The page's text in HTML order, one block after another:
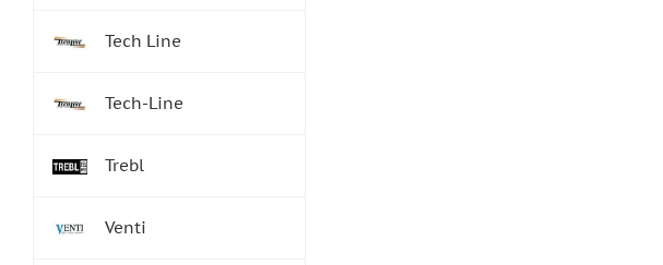
Tech Line
Tech-Line
Trebl
Venti